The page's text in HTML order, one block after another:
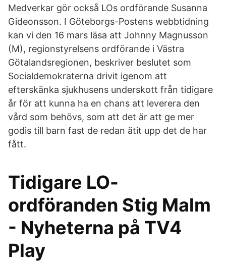
Medverkar gör också LOs ordförande Susanna
Gideonsson. I Göteborgs-Postens webbtidning
kan vi den 16 mars läsa att Johnny Magnusson
(M), regionstyrelsens ordförande i Västra
Götalandsregionen, beskriver beslutet som
Socialdemokraterna drivit igenom att
efterskänka sjukhusens underskott från tidigare
år för att kunna ha en chans att leverera den
vård som behövs, som att det är att ge mer
godis till barn fast de redan ätit upp det de har
fått.
Tidigare LO-
ordföranden Stig Malm
- Nyheterna på TV4
Play